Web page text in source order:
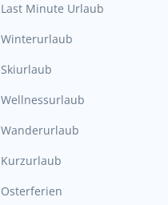
Last Minute Urlaub
Winterurlaub
Skiurlaub
Wellnessurlaub
Wanderurlaub
Kurzurlaub
Osterferien